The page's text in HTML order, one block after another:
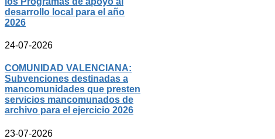
desarrollo local para el año
2026
24-07-2026
COMUNIDAD VALENCIANA:
Subvenciones destinadas a
mancomunidades que presten
servicios mancomunados de
archivo para el ejercicio 2026
23-07-2026